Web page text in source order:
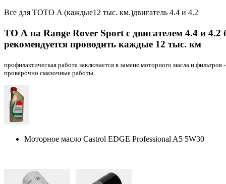
Все для ТОТО A (каждые12 тыс. км.)двигатель 4.4 и 4.2
ТО А на Range Rover Sport с двигателем 4.4 и 4.2
рекомендуется проводить каждые 12 тыс. км
профилактическая работа заключается в замене моторного масла и
проверочно смазочные работы.
Моторное масло Castrol EDGE Professional A5 5W30